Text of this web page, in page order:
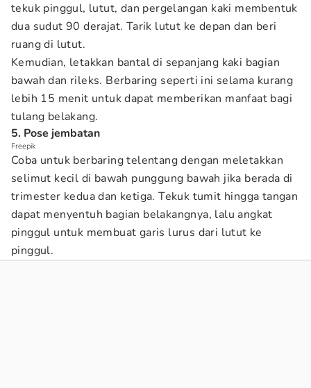
tekuk pinggul, lutut, dan pergelangan kaki membentuk
dua sudut 90 derajat. Tarik lutut ke depan dan beri
ruang di lutut.
Kemudian, letakkan bantal di sepanjang kaki bagian
bawah dan rileks. Berbaring seperti ini selama kurang
lebih 15 menit untuk dapat memberikan manfaat bagi
tulang belakang.
5. Pose jembatan
Freepik
Coba untuk berbaring telentang dengan meletakkan
selimut kecil di bawah punggung bawah jika berada di
trimester kedua dan ketiga. Tekuk tumit hingga tangan
dapat menyentuh bagian belakangnya, lalu angkat
pinggul untuk membuat garis lurus dari lutut ke
pinggul.